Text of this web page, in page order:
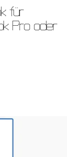
für
Pro oder